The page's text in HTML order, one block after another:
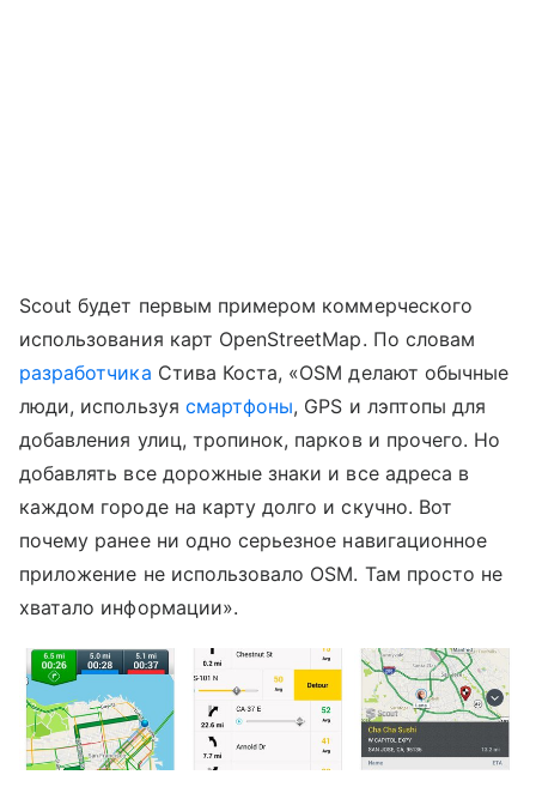
Scout будет первым примером коммерческого
использования карт OpenStreetMap. По словам
разработчика Стива Коста, «OSM делают обычные
люди, используя смартфоны, GPS и лэптопы для
добавления улиц, тропинок, парков и прочего. Но
добавлять все дорожные знаки и все адреса в
каждом городе на карту долго и скучно. Вот
почему ранее ни одно серьезное навигационное
приложение не использовало OSM. Там просто не
хватало информации».